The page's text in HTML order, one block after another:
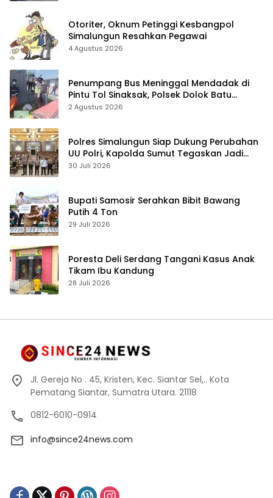
Otoriter, Oknum Petinggi Kesbangpol
Simalungun Resahkan Pegawai
4 Agustus 2026
Penumpang Bus Meninggal Mendadak di
Pintu Tol Sinaksak, Polsek Dolok Batu
Nanggar Gerak Cepat Olah TKP
2 Agustus 2026
Polres Simalungun Siap Dukung Perubahan
UU Polri, Kapolda Sumut Tegaskan Jadi
Fondasi Penguatan Profesionalisme dan
30 Juli 2026
Bupati Samosir Serahkan Bibit Bawang
Putih 4 Ton
29 Juli 2026
Poresta Deli Serdang Tangani Kasus Anak
Tikam Ibu Kandung
28 Juli 2026
Jl. Gereja No . 45, Kristen, Kec. Siantar Sel,.. Kota
Pematang Siantar, Sumatra Utara. 21118
0812-6010-0914
info@since24news.com